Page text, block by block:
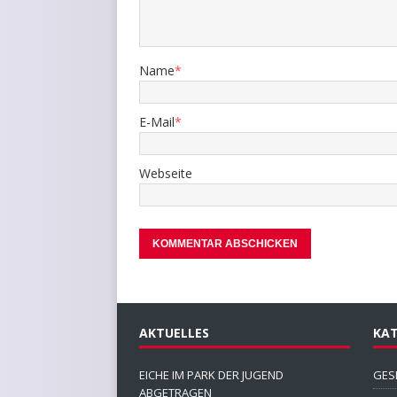
Name*
E-Mail*
Webseite
AKTUELLES
EICHE IM PARK DER JUGEND
ABGETRAGEN